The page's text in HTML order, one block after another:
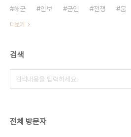
해군
안보 군인 전쟁 붐
더보기
검색
전체 방문자